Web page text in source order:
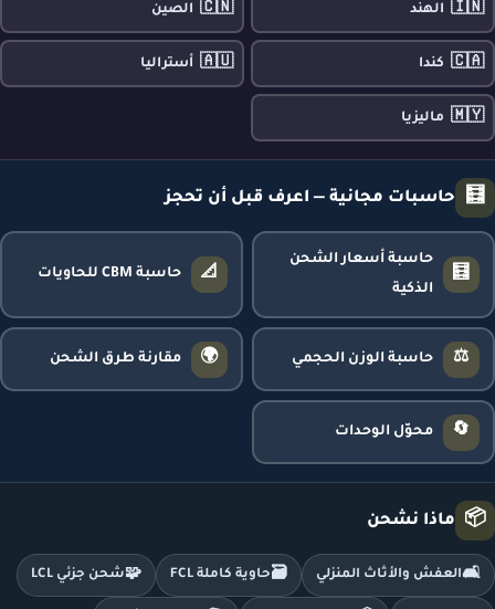
🇮🇳 الهند 🇨🇳 الصين
🇨🇦 كندا 🇦🇺 أستراليا
🇲🇾 ماليزيا
🧮 حاسبات مجانية — اعرف قبل أن تحجز
🧮
حاسبة أسعار الشحن
الذكية
📐 حاسبة CBM للحاويات
⚖️ حاسبة الوزن الحجمي 🌍 مقارنة طرق الشحن
🔄 محوّل الوحدات
📦 ماذا نشحن
🛋️العفش والأثاث المنزلي 🗃️حاوية كاملة FCL 🧩شحن جزئي LCL